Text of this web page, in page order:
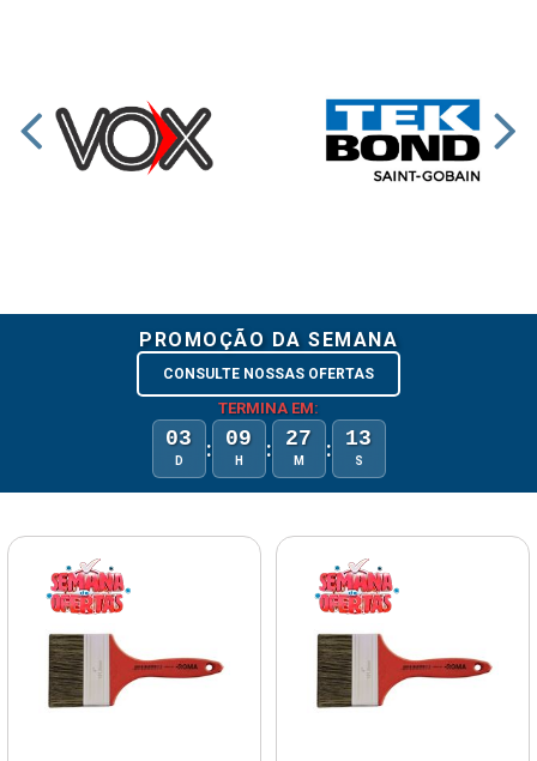
PROMOÇÃO DA SEMANA
CONSULTE NOSSAS OFERTAS
TERMINA EM:
03
D : 09
H : 27
M : 12
S